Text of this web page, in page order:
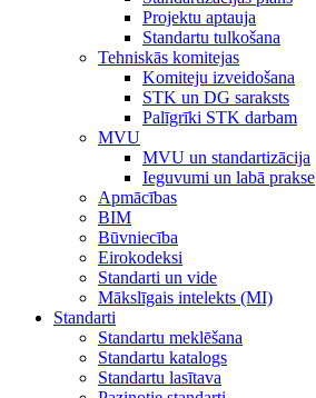
Projektu aptauja
Standartu tulkošana
Tehniskās komitejas
Komiteju izveidošana
STK un DG saraksts
Palīgrīki STK darbam
MVU
MVU un standartizācija
Ieguvumi un labā prakse
Apmācības
BIM
Būvniecība
Eirokodeksi
Standarti un vide
Mākslīgais intelekts (MI)
Standarti
Standartu meklēšana
Standartu katalogs
Standartu lasītava